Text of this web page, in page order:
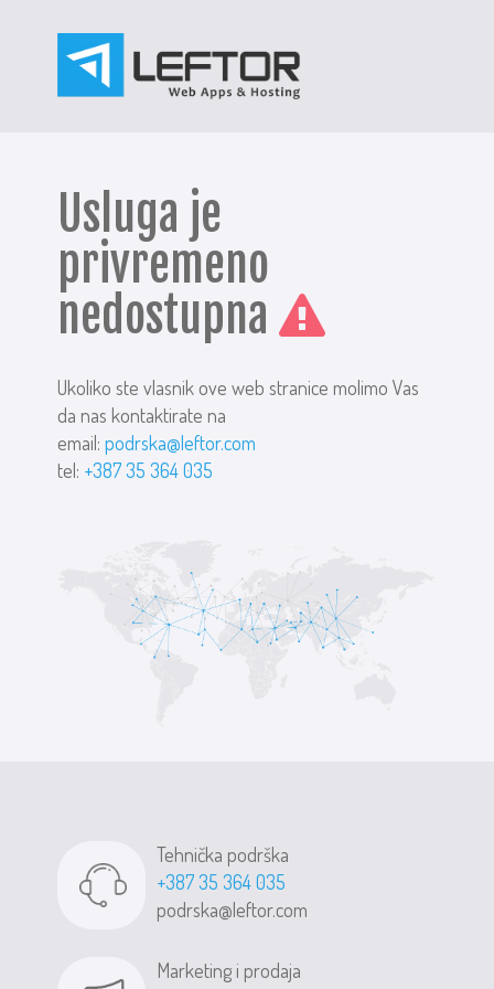
Usluga je
privremeno
nedostupna
Ukoliko ste vlasnik ove web stranice molimo Vas
da nas kontaktirate na
email:podrska@leftor.com
tel: +387 35 364 035
Tehnička podrška
+387 35 364 035
podrska@leftor.com
Marketing i prodaja